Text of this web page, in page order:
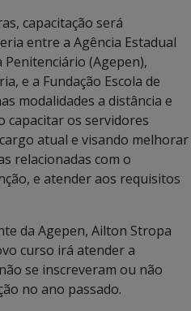
capacitação será
entre a Agência Estadual
Penitenciário (Agepen),
e a Fundação Escola de
modalidades a distância e
capacitar os servidores
atual e visando melhorar
relacionadas com o
e atender aos requisitos
da Agepen, Ailton Stropa
curso irá atender a
se inscreveram ou não
no ano passado.